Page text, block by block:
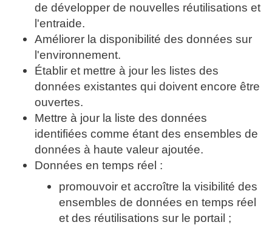
de développer de nouvelles réutilisations et
l'entraide.
Améliorer la disponibilité des données sur
l'environnement.
Établir et mettre à jour les listes des
données existantes qui doivent encore être
ouvertes.
Mettre à jour la liste des données
identifiées comme étant des ensembles de
données à haute valeur ajoutée.
Données en temps réel :
promouvoir et accroître la visibilité des
ensembles de données en temps réel
et des réutilisations sur le portail ;